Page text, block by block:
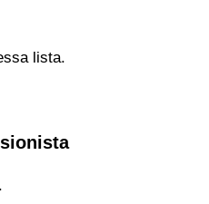
lista.